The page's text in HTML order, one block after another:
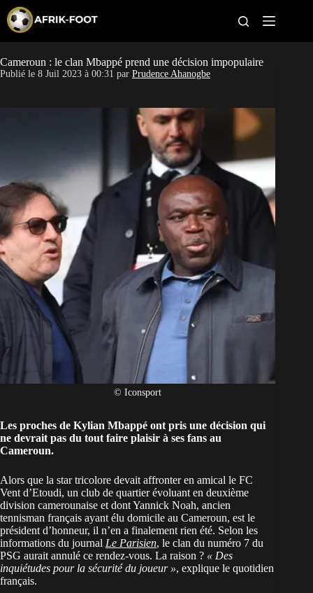
p
o
c
CAN féminine
Pays
Clubs
Classement
Paris sportifs
Cameroun : le clan Mbappé prend une décision impopulaire
Publié le 8 Juil 2023 à 00:31 par Prudence Ahanogbe
© Iconsport
Les proches de Kylian Mbappé ont pris une décision qui
ne devrait pas du tout faire plaisir à ses fans au
Cameroun.
Alors que la star tricolore devait affronter en amical le FC
Vent d’Etoudi, un club de quartier évoluant en deuxième
division camerounaise et dont Yannick Noah, ancien
tennisman français ayant élu domicile au Cameroun, est le
président d’honneur, il n’en a finalement rien été. Selon les
informations du journal Le Parisien, le clan du numéro 7 du
PSG aurait annulé ce rendez-vous. La raison ? « Des
inquiétudes pour la sécurité du joueur », explique le quotidien
français.